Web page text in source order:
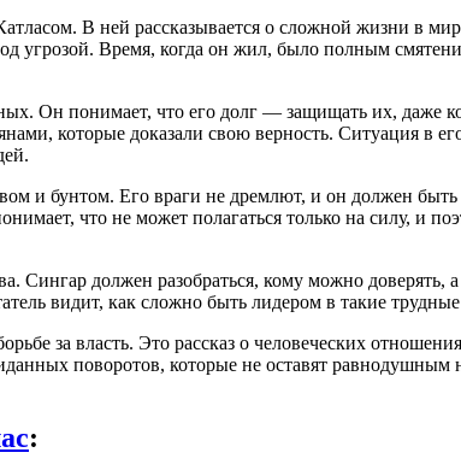
В ней рассказывается о сложной жизни в
угрозой. Время, когда он жил, было полным
Он понимает, что его долг — защищать их, даже
которые доказали свою верность. Ситуация в
и бунтом. Его враги не дремлют, и он должен
что не может полагаться только на силу, и
Сингар должен разобраться, кому можно
видит, как сложно быть лидером в такие
за власть. Это рассказ о человеческих
поворотов, которые не оставят равнодушным
: